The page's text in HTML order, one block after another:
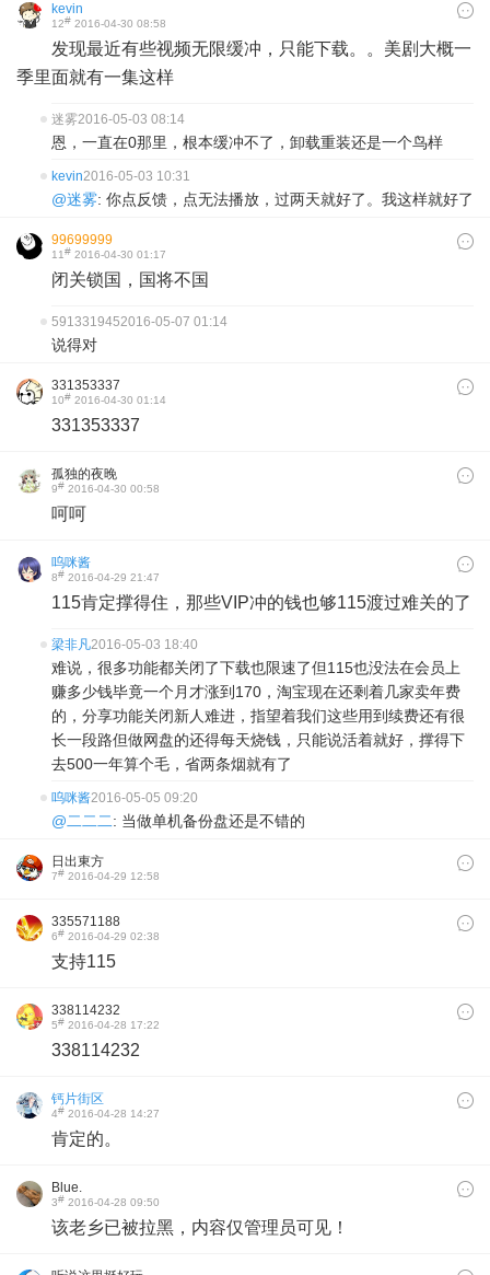
kevin
12# 2016-04-30 08:58
发现最近有些视频无限缓冲，只能下载。。美剧大概一
季里面就有一集这样
迷雾2016-05-03 08:14
恩，一直在0那里，根本缓冲不了，卸载重装还是一个鸟样
kevin2016-05-03 10:31
@迷雾: 你点反馈，点无法播放，过两天就好了。我这样就好了
99699999
11# 2016-04-30 01:17
闭关锁国，国将不国
5913319452016-05-07 01:14
说得对
331353337
10# 2016-04-30 01:14
331353337
孤独的夜晚
9# 2016-04-30 00:58
呵呵
呜咪酱
8# 2016-04-29 21:47
115肯定撑得住，那些VIP冲的钱也够115渡过难关的了
梁非凡2016-05-03 18:40
难说，很多功能都关闭了下载也限速了但115也没法在会员上
赚多少钱毕竟一个月才涨到170，淘宝现在还剩着几家卖年费
的，分享功能关闭新人难进，指望着我们这些用到续费还有很
长一段路但做网盘的还得每天烧钱，只能说活着就好，撑得下
去500一年算个毛，省两条烟就有了
呜咪酱2016-05-05 09:20
@二二二: 当做单机备份盘还是不错的
日出東方
7# 2016-04-29 12:58
335571188
6# 2016-04-29 02:38
支持115
338114232
5# 2016-04-28 17:22
338114232
钙片街区
4# 2016-04-28 14:27
肯定的。
Blue.
3# 2016-04-28 09:50
该老乡已被拉黑，内容仅管理员可见！